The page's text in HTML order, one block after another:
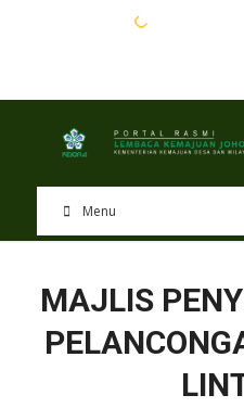
Menu
MAJLIS